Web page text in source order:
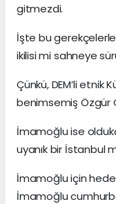
gitmezdi.
İşte bu
ikilisi mi sahneye
Çünkü, DEM’li etnik
benimsemiş Özgür
İmamoğlu ise
uyanık bir İstanbul
İmamoğlu için
İmamoğlu